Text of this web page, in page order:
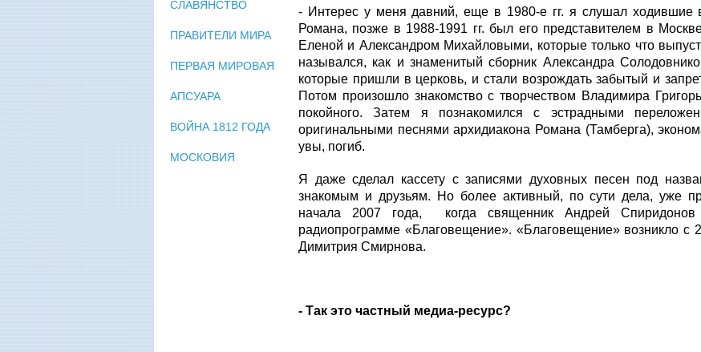
- Интерес у меня давний, еще в 1980-е гг. я слушал ходившие
Романа, позже в 1988-1991 гг. был его представителем в
Еленой и Александром Михайловыми, которые только что
назывался, как и знаменитый сборник Александра
которые пришли в церковь, и стали возрождать забытый и
Потом произошло знакомство с творчеством Владимира
покойного. Затем я познакомился с эстрадными
оригинальными песнями архидиакона Романа (Тамберга),
увы, погиб.
Я даже сделал кассету с записями духовных песен под
знакомым и друзьям. Но более активный, по сути дела, уже
начала 2007 года, когда священник Андрей
радиопрограмме «Благовещение». «Благовещение» возникло с
Димитрия Смирнова.
- Так это частный медиа-ресурс?
СЛАВЯНСТВО
ПРАВИТЕЛИ МИРА
ПЕРВАЯ МИРОВАЯ
АПСУАРА
ВОЙНА 1812 ГОДА
МОСКОВИЯ